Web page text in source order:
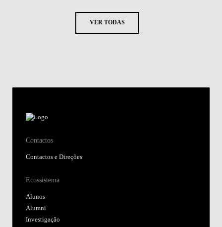
VER TODAS
Contactos
Contactos e Direções
Ecossistema
Alunos
Alumni
Investigação